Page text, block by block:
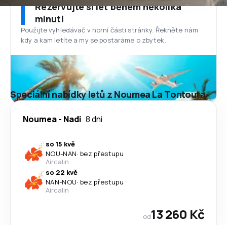
Rezervujte si let během několika
minut!
Použijte vyhledávač v horní části stránky. Řekněte nám
kdy a kam letíte a my se postaráme o zbytek.
Speciální nabídky letů z Noumea La Tontouta
Noumea- Nadi 8 dni
so 15 kvě
NOU-NAN· bez přestupu
Aircalin
so 22 kvě
NAN-NOU· bez přestupu
Aircalin
od13 260 Kč